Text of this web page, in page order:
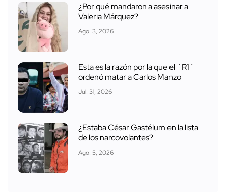
¿Por qué mandaron a asesinar a
Valeria Márquez?
Ago. 3, 2026
Esta es la razón por la que el ´R1´
ordenó matar a Carlos Manzo
Jul. 31, 2026
¿Estaba César Gastélum en la lista
de los narcovolantes?
Ago. 5, 2026